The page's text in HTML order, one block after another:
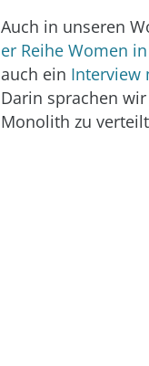
Auch in unseren
er Reihe Women
auch ein Interview
Darin sprachen
Monolith zu